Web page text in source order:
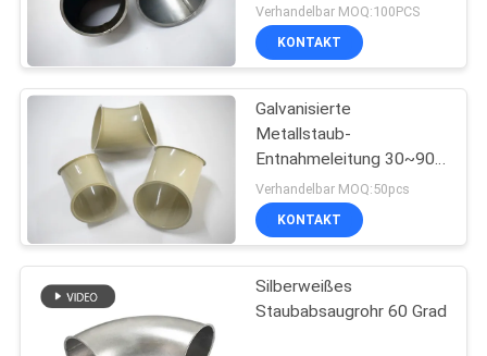
Verhandelbar MOQ:100PCS
KONTAKT
Galvanisierte
Metallstaub-
Entnahmeleitung 30~90
Grad in der Staub-
Chemikalien-Architektur
Verhandelbar MOQ:50pcs
KONTAKT
Silberweißes
Staubabsaugrohr 60 Grad